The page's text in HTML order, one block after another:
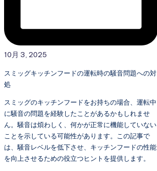
10月 3, 2025
スミッグキッチンフードの運転時の騒音問題への対
処
スミッグのキッチンフードをお持ちの場合、運転中
に騒音の問題を経験したことがあるかもしれませ
ん。騒音は煩わしく、何かが正常に機能していない
ことを示している可能性があります。この記事で
は、騒音レベルを低下させ、キッチンフードの性能
を向上させるための役立つヒントを提供します。